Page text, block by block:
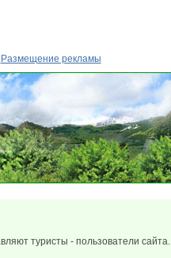
Размещение рекламы
туристы - пользователи сайта.